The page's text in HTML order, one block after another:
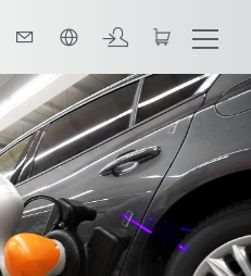
數據運用 All system partners